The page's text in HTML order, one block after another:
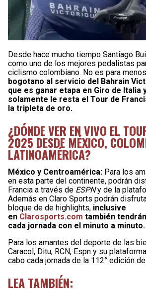
Desde hace mucho tiempo Santiago
como uno de los mejores pedalistas
ciclismo colombiano. No es para
bogotano al servicio del Bahrain
que es ganar etapa en Giro de Italia
solamente le resta el Tour de
la tripleta de oro.
¿DÓNDE VER EN VIVO EL
2025 DESDE MÉXICO,
LATINOAMÉRICA?
México y Centroamérica: Para los
en esta parte del continente, podrán
Francia a través de ESPNy de la
Además en Claro Sports podrán
bloque de de highlights, inclusive
en Clarosports.com también
cada jornada con el minuto a minuto.
Para los amantes del deporte de las
Caracol, Ditu, RCN, Espn y su
cabo cada jornada de la 112° edición de
LEA TAMBIÉN: